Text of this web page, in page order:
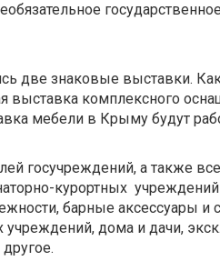
две знаковые выставки.
выставка комплексного
мебели в Крыму будут
госучреждений, а также
курортных
барные аксессуары и
дома и дачи,